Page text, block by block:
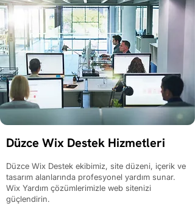
Düzce Wix Destek Hizmetleri
Düzce Wix Destek ekibimiz, site düzeni, içerik ve
tasarım alanlarında profesyonel yardım sunar.
Wix Yardım çözümlerimizle web sitenizi
güçlendirin.